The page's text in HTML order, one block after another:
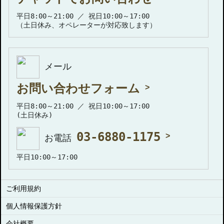
平日8:00～21:00 ／ 祝日10:00～17:00
（土日休み、オペレーターが対応致します）
メール
お問い合わせフォーム
平日8:00～21:00 ／ 祝日10:00～17:00
(土日休み)
お電話 03-6880-1175
平日10:00～17:00
ご利用規約
個人情報保護方針